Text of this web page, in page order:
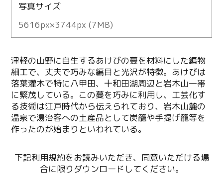
写真サイズ
5616px×3744px (7MB)
津軽の山野に自生するあけびの蔓を材料にした編物
細工で、丈夫で巧みな編目と光沢が特徴。あけびは
落葉灌木で特に八甲田、十和田湖周辺と岩木山一帯
に繁茂している。この蔓を巧みに利用し、工芸化す
る技術は江戸時代から伝えられており、岩木山麓の
温泉で湯治客への土産品として炭籠や手提げ籠等を
作ったのが始まりといわれている。
下記利用規約をお読みいただき、同意いただける場
合に限りダウンロードしてください。